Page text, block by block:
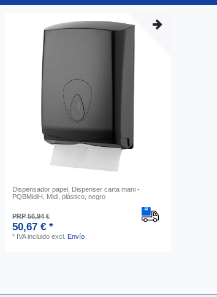
Dispensador papel, Dispenser carta mani -
PQBMidiH, Midi, plástico, negro
PRP 56,94 €
50,67 € *
* IVA incluido excl. Envío